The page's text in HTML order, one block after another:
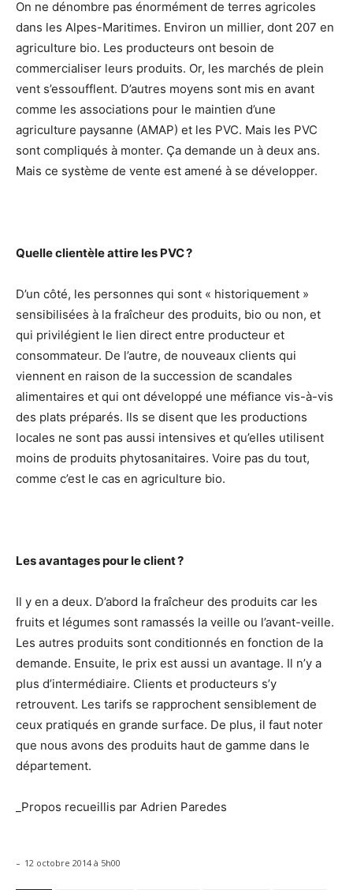
On ne dénombre pas énormément de terres agricoles
dans les Alpes-Maritimes. Environ un millier, dont 207 en
agriculture bio. Les producteurs ont besoin de
commercialiser leurs produits. Or, les marchés de plein
vent s’essoufflent. D’autres moyens sont mis en avant
comme les associations pour le maintien d’une
agriculture paysanne (AMAP) et les PVC. Mais les PVC
sont compliqués à monter. Ça demande un à deux ans.
Mais ce système de vente est amené à se développer.
Quelle clientèle attire les PVC ?
D’un côté, les personnes qui sont « historiquement »
sensibilisées à la fraîcheur des produits, bio ou non, et
qui privilégient le lien direct entre producteur et
consommateur. De l’autre, de nouveaux clients qui
viennent en raison de la succession de scandales
alimentaires et qui ont développé une méfiance vis-à-vis
des plats préparés. Ils se disent que les productions
locales ne sont pas aussi intensives et qu’elles utilisent
moins de produits phytosanitaires. Voire pas du tout,
comme c’est le cas en agriculture bio.
Les avantages pour le client ?
Il y en a deux. D’abord la fraîcheur des produits car les
fruits et légumes sont ramassés la veille ou l’avant-veille.
Les autres produits sont conditionnés en fonction de la
demande. Ensuite, le prix est aussi un avantage. Il n’y a
plus d’intermédiaire. Clients et producteurs s’y
retrouvent. Les tarifs se rapprochent sensiblement de
ceux pratiqués en grande surface. De plus, il faut noter
que nous avons des produits haut de gamme dans le
département.
_Propos recueillis par Adrien Paredes
- 12 octobre 2014 à 5h00